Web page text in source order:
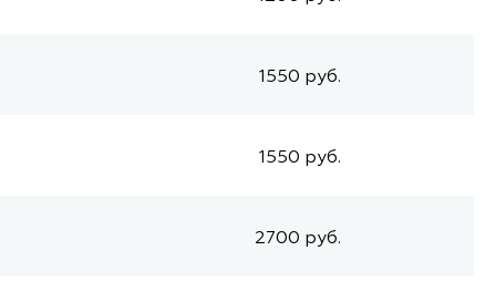
1550 руб.
1550 руб.
2700 руб.